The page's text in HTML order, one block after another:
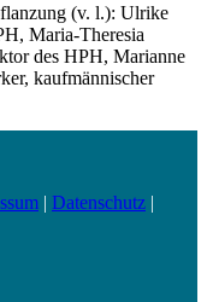
(v. l.): Ulrike
Maria-Theresia
des HPH, Marianne
kaufmännischer
| Datenschutz |